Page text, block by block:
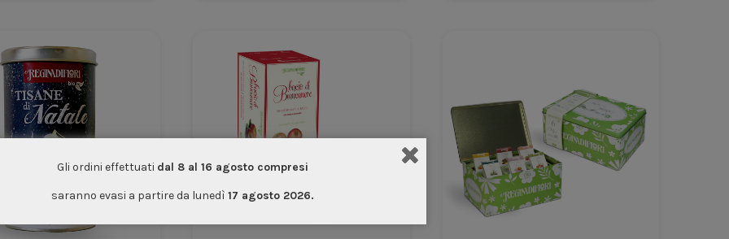
Gli ordini effettuati dal 8 al 16 agosto compresi
saranno evasi a partire da lunedì 17 agosto 2026.